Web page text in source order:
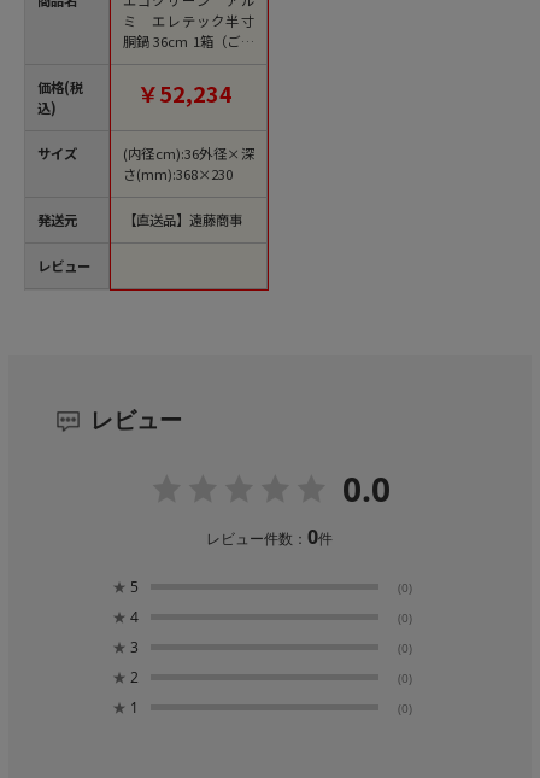
価格(税
込)
サイズ
発送元
レビュー
ミ エレテック半寸
胴鍋 36cm 1箱（ご注
文単位1箱）【直送
品】￥52,234
(内径cm):36外径×深
さ(mm):368×230
【直送品】遠藤商事
レビュー
0.0
レビュー件数：0件
★ 5 (0)
★ 4 (0)
★ 3 (0)
★ 2 (0)
★ 1 (0)